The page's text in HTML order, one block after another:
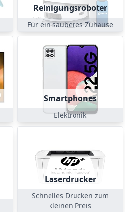
Reinigungsroboter
Für ein sauberes Zuhause
Smartphones
Elektronik
Laserdrucker
Schnelles Drucken zum
kleinen Preis